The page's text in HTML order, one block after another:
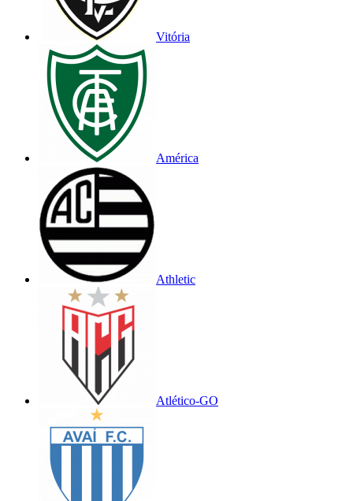
Vitória
América
Athletic
Atlético-GO